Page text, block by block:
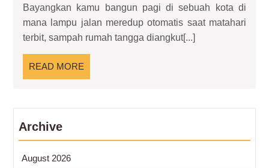
Berbasis
AI:
Bayangkan kamu bangun pagi di sebuah kota di
mana lampu jalan meredup otomatis saat matahari
terbit, sampah rumah tangga diangkut[...]
READ MORE
MORE
Archive
August 2026